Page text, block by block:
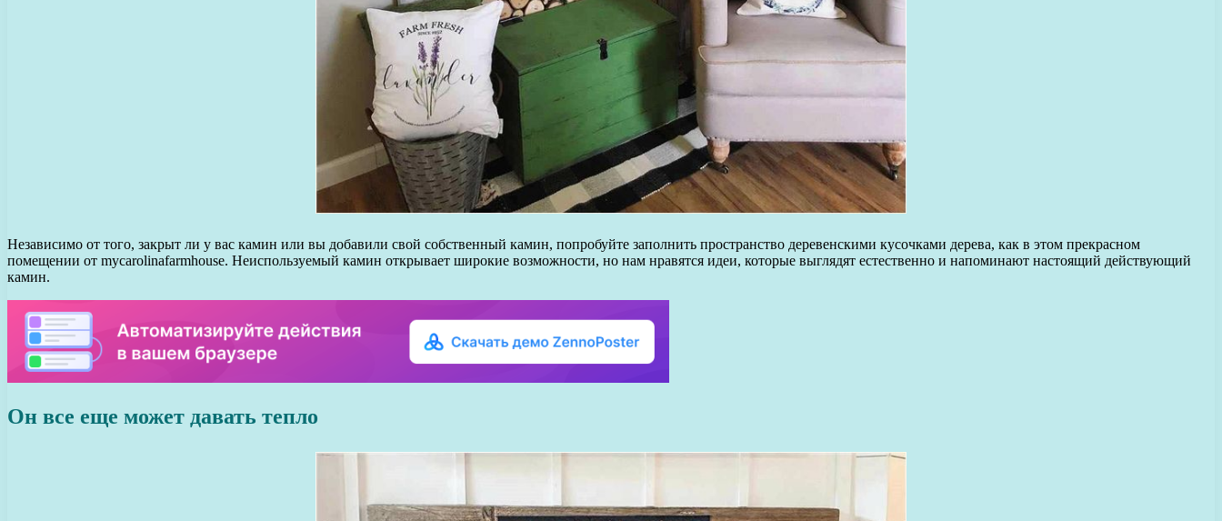
Независимо от того, закрыт ли у вас камин или вы добавили свой собственный камин, попробуйте заполнить пространство деревенскими кусочками дерева, как в этом прекрасном
помещении от mycarolinafarmhouse. Неиспользуемый камин открывает широкие возможности, но нам нравятся идеи, которые выглядят естественно и напоминают настоящий действующий
камин.
Он все еще может давать тепло